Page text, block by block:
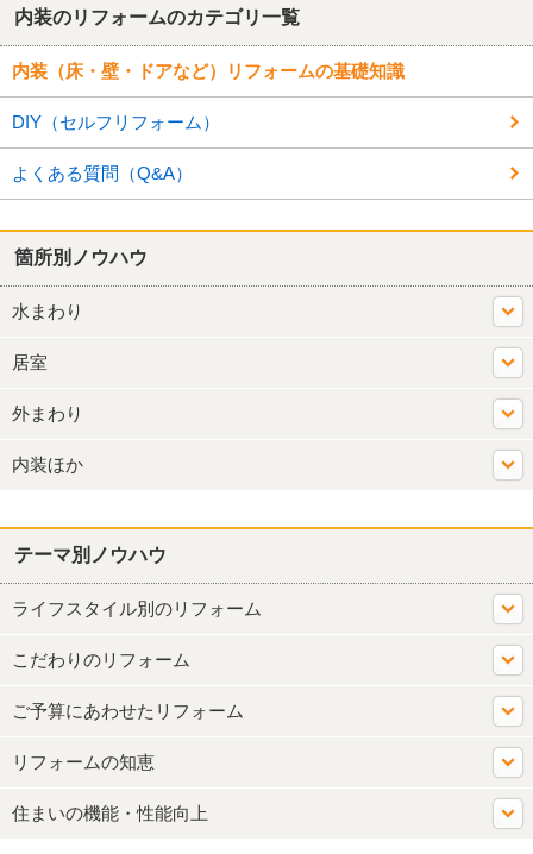
内装のリフォームのカテゴリ一覧
内装（床・壁・ドアなど）リフォームの基礎知識
DIY（セルフリフォーム）
よくある質問（Q&A）
箇所別ノウハウ
水まわり
居室
外まわり
内装ほか
テーマ別ノウハウ
ライフスタイル別のリフォーム
こだわりのリフォーム
ご予算にあわせたリフォーム
リフォームの知恵
住まいの機能・性能向上